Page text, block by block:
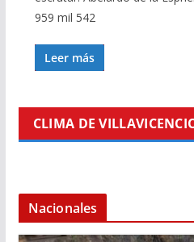
959 mil 542
Leer más
CLIMA DE
Nacionales